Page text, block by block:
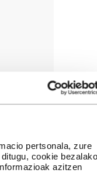
pertsonala, zure
cookie bezalako
azitzen